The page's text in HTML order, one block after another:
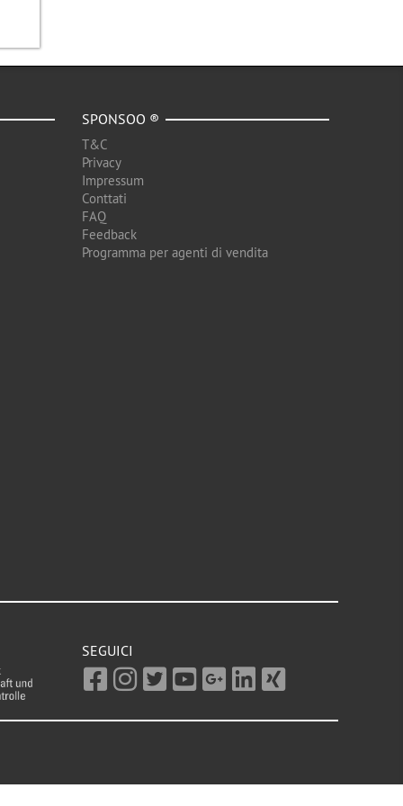
SPONSOO ®
T&C
Privacy
Impressum
Conttati
FAQ
Feedback
Programma per agenti di vendita
SEGUICI